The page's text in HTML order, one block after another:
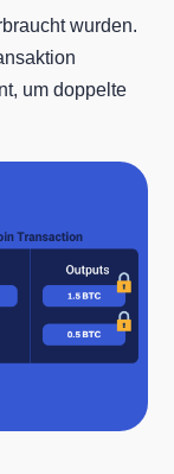
wurden.
um doppelte